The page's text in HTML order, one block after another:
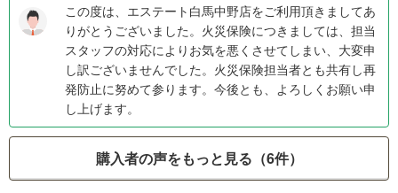
この度は、エステート白馬中野店をご利用頂きましてあ
りがとうございました。火災保険につきましては、担当
スタッフの対応によりお気を悪くさせてしまい、大変申
し訳ございませんでした。火災保険担当者とも共有し再
発防止に努めて参ります。今後とも、よろしくお願い申
し上げます。
購入者の声をもっと見る（6件）